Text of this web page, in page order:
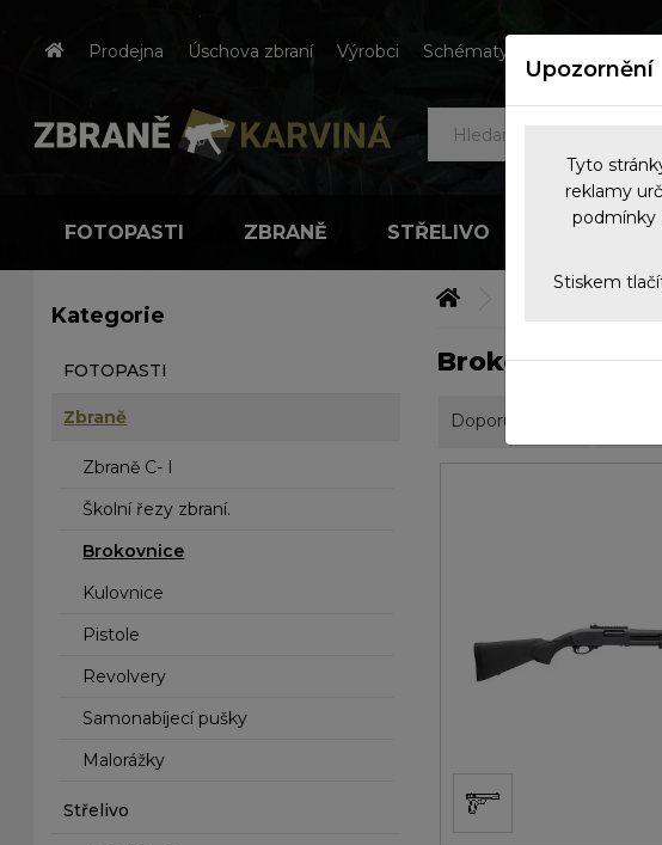
Prodejna Úschova zbraní Výrobci Schématy českých zbraní
FOTOPASTI ZBRANĚ STŘELIVO NOČNÍ
Kategorie
FOTOPASTI
Zbraně
Zbraně C- I
Školní řezy zbraní.
Brokovnice
Kulovnice
Pistole
Revolvery
Samonabíjecí pušky
Malorážky
Střelivo
Brokovnice
Doporučujeme
Upozornění
Tyto
reklamy
podmínky
Stiskem